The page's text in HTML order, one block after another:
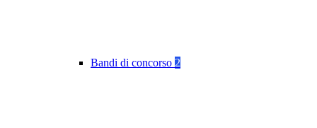
Bandi di concorso 2